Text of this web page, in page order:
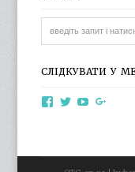
СЛІДКУВАТИ У
ViewViewView